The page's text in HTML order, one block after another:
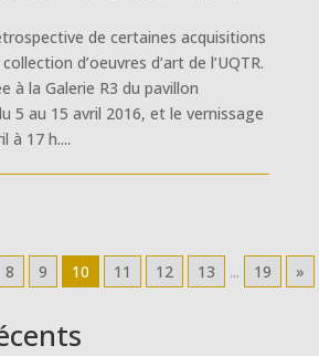
de certaines acquisitions
d’oeuvres d’art de l’UQTR.
à la Galerie R3 du pavillon
5 au 15 avril 2016, et le vernissage
à 17 h....
8 9 10 11 12 13 ... 19 »